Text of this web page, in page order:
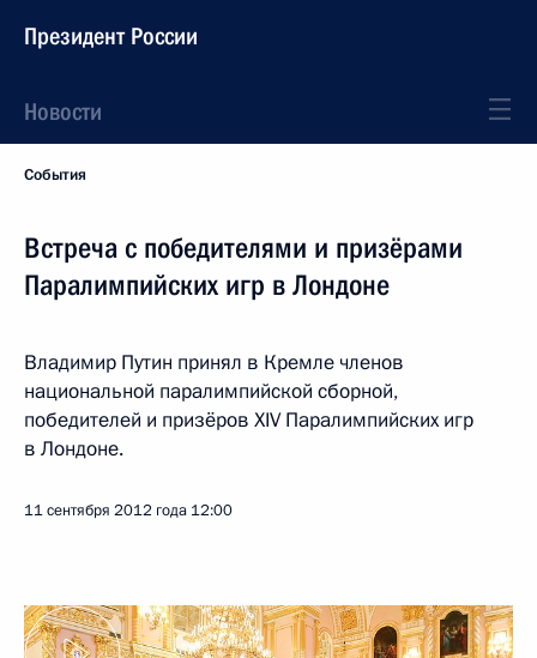
Президент России
Новости
События
Встреча с победителями и призёрами
Паралимпийских игр в Лондоне
Владимир Путин принял в Кремле членов
национальной паралимпийской сборной,
победителей и призёров XIV Паралимпийских игр
в Лондоне.
11 сентября 2012 года 12:00